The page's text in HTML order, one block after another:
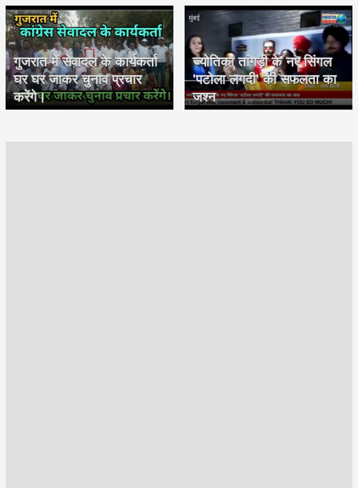
गुजरात में सेवादल के कार्यकर्ता
घर घर जाकर चुनाव प्रचार
करेंगे।
ज्योतिका तांगड़ी के नए सिंगल
'पटोला लगदी' की सफलता का
जश्न